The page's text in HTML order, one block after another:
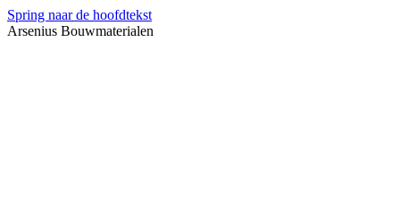
Spring naar de hoofdtekst
Arsenius Bouwmaterialen